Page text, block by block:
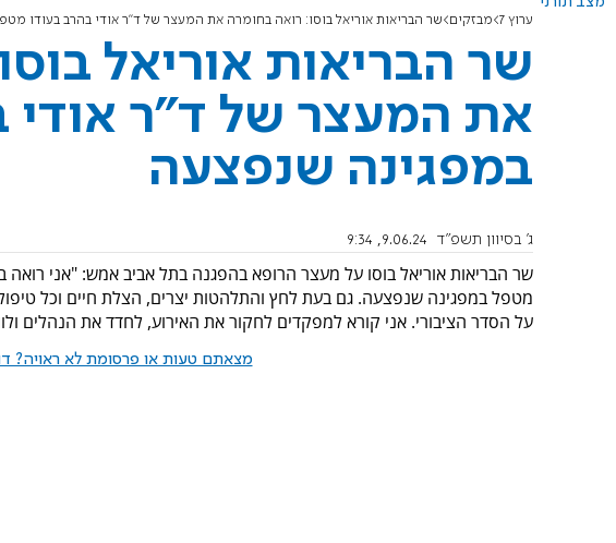
ערוץ 7 מבזקים שר הבריאות אוריאל בוסו: רואה בחומרה את המעצר של ד"ר אודי בהרב בעודו
שר הבריאות אוריאל
את המעצר של ד"ר אודי
במפגינה שנפצעה
ג' בסיוון תשפ"ד 9.06.24, 9:34
שר הבריאות אוריאל בוסו על מעצר הרופא בהפגנה בתל אביב אמש: "אני
מטפל במפגינה שנפצעה. גם בעת לחץ והתלהטות יצרים, הצלת חיים וכל
על הסדר הציבורי. אני קורא למפקדים לחקור את האירוע, לחדד את הנהלים
מצאתם טעות או פרסומת לא ראויה?